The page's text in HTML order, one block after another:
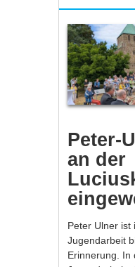
Peter-
an der
Peter Ulner ist
Jugendarbeit
Erinnerung. In